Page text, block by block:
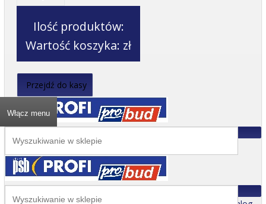
Ilość produktów:
Wartość koszyka: zł
Przejdź do kasy
Włącz menu